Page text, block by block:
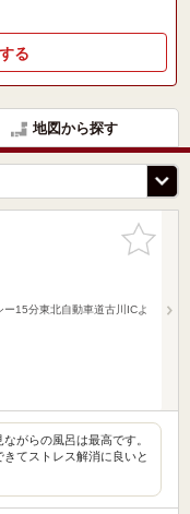
る
地図から探す
お気に入
りに追加
15分東北自動車道古川ICよ
がらの風呂は最高です。
てストレス解消に良いと